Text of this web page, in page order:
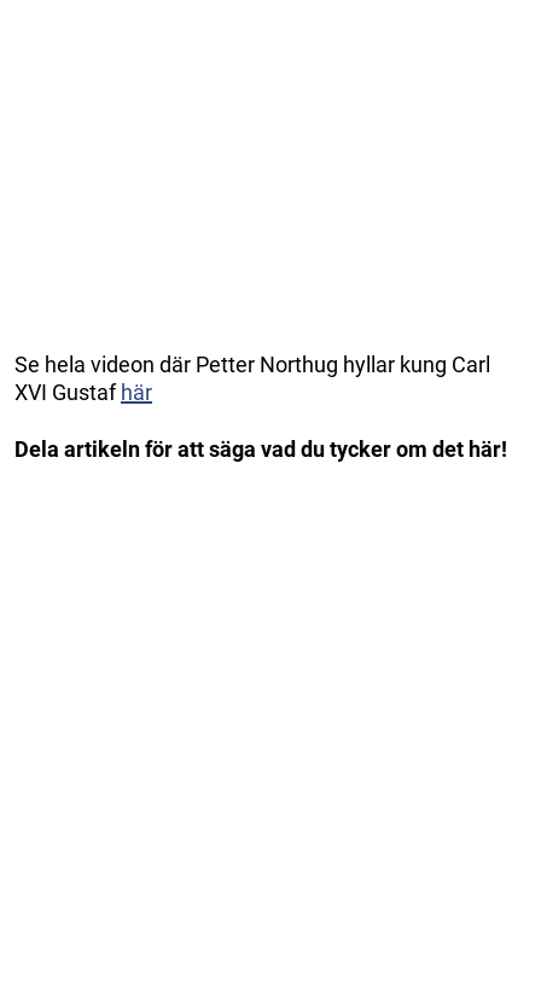
Se hela videon där Petter Northug hyllar kung Carl
XVI Gustaf här
Dela artikeln för att säga vad du tycker om det här!